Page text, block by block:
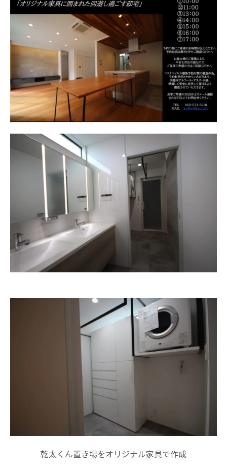
乾太くん置き場をオリジナル家具で作成